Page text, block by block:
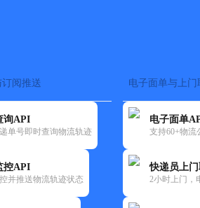
阅推送
询API
单号即时查询物流轨迹
控API
并推送物流轨迹状态
电子面单与上门
电子面单
支持60+物流
快递员上
2小时上门，
快运大全 快递时效